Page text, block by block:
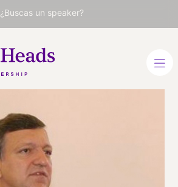
¿Buscas un speaker?